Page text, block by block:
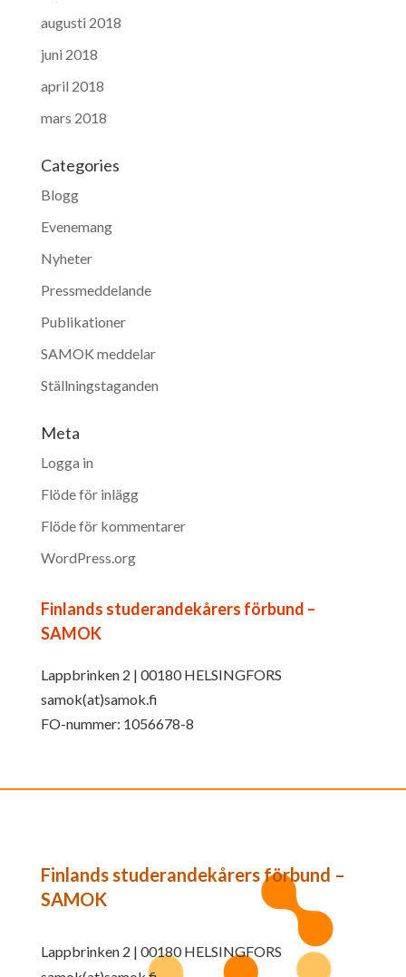
augusti 2018
juni 2018
april 2018
mars 2018
Categories
Blogg
Evenemang
Nyheter
Pressmeddelande
Publikationer
SAMOK meddelar
Ställningstaganden
Meta
Logga in
Flöde för inlägg
Flöde för kommentarer
WordPress.org
Finlands studerandekårers förbund –
SAMOK
Lappbrinken 2 | 00180 HELSINGFORS
samok(at)samok.fi
FO-nummer: 1056678-8
Finlands studerandekårers förbund –
SAMOK
Lappbrinken 2 | 00180 HELSINGFORS